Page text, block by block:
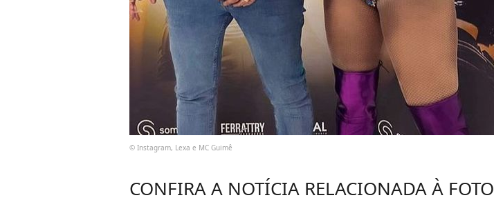
© Instagram, Lexa e MC Guimê
CONFIRA A NOTÍCIA RELACIONADA À FOTO